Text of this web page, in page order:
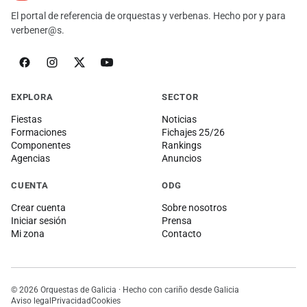
El portal de referencia de orquestas y verbenas. Hecho por y para
verbener@s.
EXPLORA
Fiestas
Formaciones
Componentes
Agencias
SECTOR
Noticias
Fichajes 25/26
Rankings
Anuncios
CUENTA
Crear cuenta
Iniciar sesión
Mi zona
ODG
Sobre nosotros
Prensa
Contacto
© 2026 Orquestas de Galicia · Hecho con cariño desde Galicia
Aviso legal PrivacidadCookies